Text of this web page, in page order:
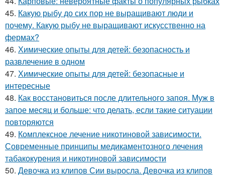
45. Какую рыбу до сих пор не выращивают люди и
почему. Какую рыбу не выращивают искусственно на
фермах?
46. Химические опыты для детей: безопасность и
развлечение в одном
47. Химические опыты для детей: безопасные и
интересные
48. Как восстановиться после длительного запоя. Муж в
запое месяц и больше: что делать, если такие ситуации
повторяются
49. Комплексное лечение никотиновой зависимости.
Современные принципы медикаментозного лечения
табакокурения и никотиновой зависимости
50. Девочка из клипов Сии выросла. Девочка из клипов